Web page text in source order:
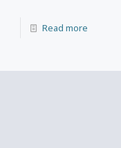
Read more